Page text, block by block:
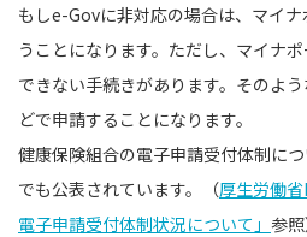
もしe-Govに非対応の場合は、マイ
うことになります。ただし、マイナ
できない手続きがあります。そのよ
どで申請することになります。
健康保険組合の電子申請受付体制に
でも公表されています。（厚生労働
電子申請受付体制状況について」 参照